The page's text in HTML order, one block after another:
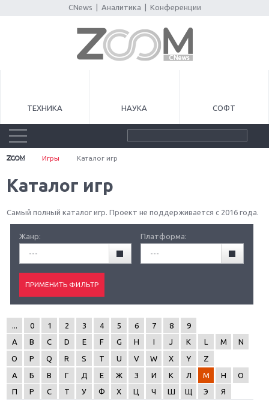
CNews Аналитика Конференции
ТЕХНИКА НАУКА СОФТ
Игры Каталог игр
Каталог игр
Самый полный каталог игр. Проект не поддерживается с 2016 года.
Жанр:
---
Платформа:
---
0 1 2 3 4 5 6 7 8
9
A
B C D E F G H I J K L M
N
O
P Q R S T U V W X Y
Z
А
Б В Г Д Е Ж З И К Л М Н
О
П
Р С Т У Ф Х Ц Ч Ш Щ Э Я